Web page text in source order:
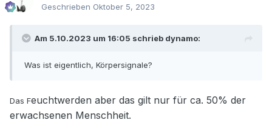
Geschrieben Oktober 5, 2023
Am 5.10.2023 um 16:05 schrieb dynamo:
Was ist eigentlich, Körpersignale?
Das Feuchtwerden aber das gilt nur für ca. 50% der
erwachsenen Menschheit.